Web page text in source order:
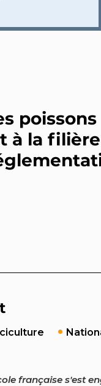
poissons
à la filière
française s'est